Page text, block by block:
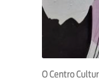
O Centro